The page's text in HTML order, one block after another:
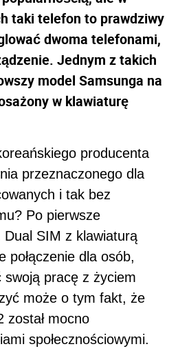
taki telefon to prawdziwy
dwoma telefonami,
Jednym z takich
model Samsunga na
w klawiaturę
producenta
przeznaczonego dla
i tak bez
Po pierwsze
Dual SIM z klawiaturą
połączenie dla osób,
swoją pracę z życiem
może o tym fakt, że
został mocno
społecznościowymi.